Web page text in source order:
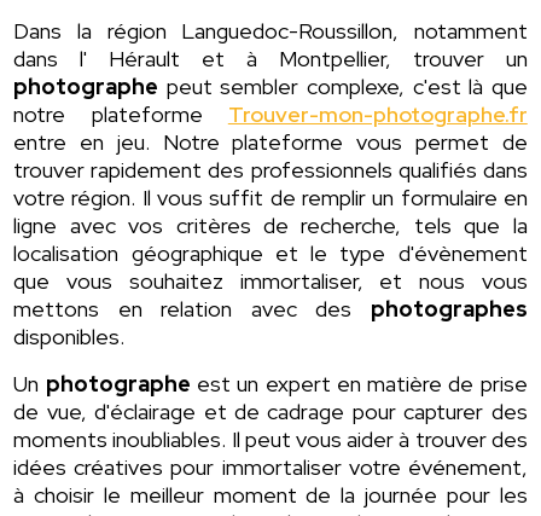
Dans la région Languedoc-Roussillon, notamment
dans l' Hérault et à Montpellier, trouver un
photographe peut sembler complexe, c'est là que
notre plateforme Trouver-mon-photographe.fr
entre en jeu. Notre plateforme vous permet de
trouver rapidement des professionnels qualifiés dans
votre région. Il vous suffit de remplir un formulaire en
ligne avec vos critères de recherche, tels que la
localisation géographique et le type d'évènement
que vous souhaitez immortaliser, et nous vous
mettons en relation avec des photographes
disponibles.
Un photographe est un expert en matière de prise
de vue, d'éclairage et de cadrage pour capturer des
moments inoubliables. Il peut vous aider à trouver des
idées créatives pour immortaliser votre événement,
à choisir le meilleur moment de la journée pour les